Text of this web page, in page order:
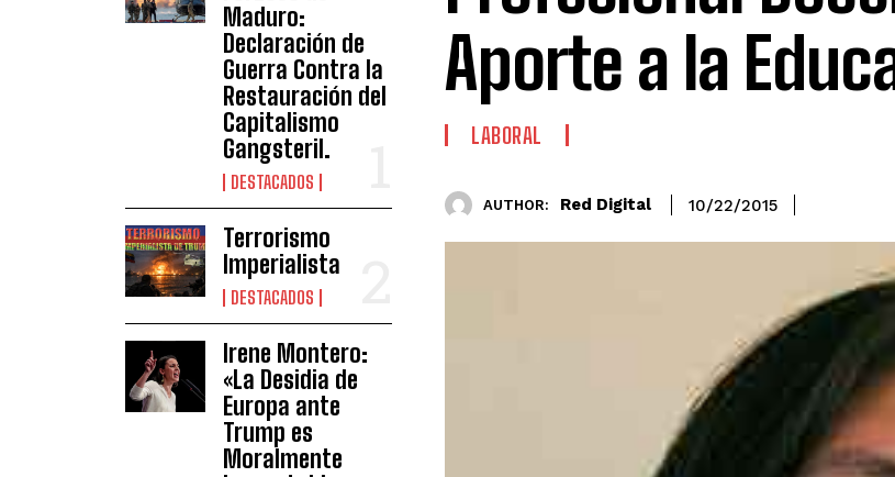
Maduro:
Declaración de
Guerra Contra la
Restauración del
Capitalismo
Gangsteril.
DESTACADOS
Terrorismo
Imperialista
DESTACADOS
Irene Montero:
«La Desidia de
Europa ante
Trump es
Moralmente
Aporte a la
LABORAL
AUTHOR: Red Digital 10/22/2015